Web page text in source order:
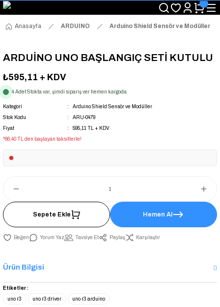
"Saat 14:00'a Kadar Verilen Siparişlerde Aynı Gün Kargo Avantajı!
"Binlerce Ürün Çeşitliliği ile Stoktan Hemen Teslim."
"Toptan Fiyatına Perakende Satış Avantajını Kaçırmayın!"
Anasayfa ARDUINO Arduino Shield Sensör ve Modüller
ARDUİNO UNO BAŞLANGIÇ SETİ KUTULU
₺595,11 + KDV
4 Adet Stokta var, şimdi sipariş ver hemen kargoda
Kategori
Arduino Shield Sensör ve Modüller
Stok Kodu
ARU-0479
Fiyat
595,11 TL + KDV
*66,40 TL den başlayan taksitlerle!
Sepete Ekle Hemen Al
Yorum Yaz Tavsiye Et Paylaş Karşılaştır
Ürün Bilgisi
Etiketler :
uno r3
uno r3 driver uno r3 arduino